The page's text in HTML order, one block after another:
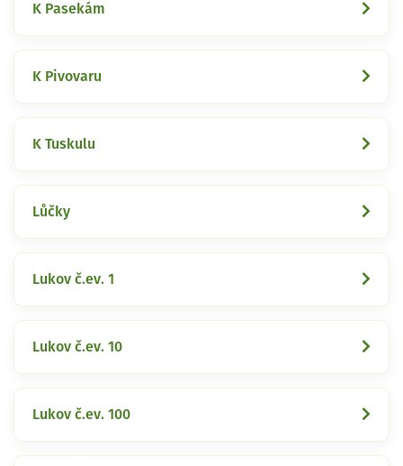
K Pasekám
K Pivovaru
K Tuskulu
Lůčky
Lukov č.ev. 1
Lukov č.ev. 10
Lukov č.ev. 100